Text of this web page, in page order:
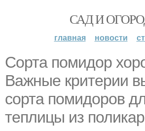
САД И
главная новости
Сорта помидор
Важные критерии
сорта помидоров
теплицы из